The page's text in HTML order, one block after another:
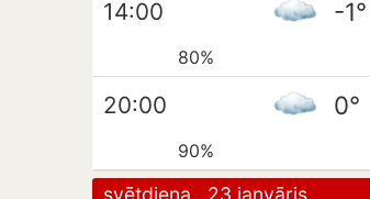
14:00 -1°
80%
20:00 0°
90%
svētdiena , 23 janvāris